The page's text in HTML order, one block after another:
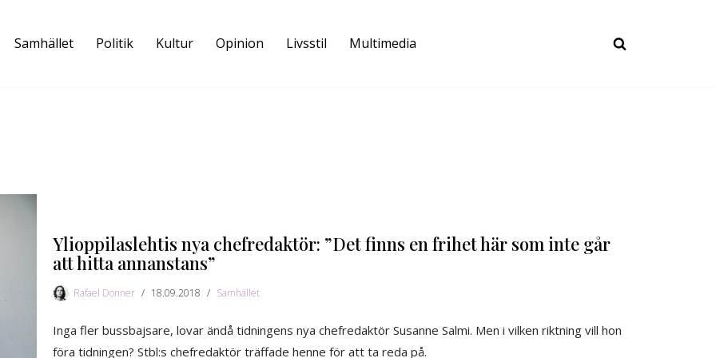
Samhället Politik Kultur Opinion Livsstil Multimedia
Ylioppilaslehtis nya chefredaktör: ”Det finns en frihet här som inte går
att hitta annanstans”
Rafael Donner 18.09.2018 Samhället
Inga fler bussbajsare, lovar ändå tidningens nya chefredaktör Susanne Salmi. Men i vilken riktning vill hon
föra tidningen? Stbl:s chefredaktör träffade henne för att ta reda på.